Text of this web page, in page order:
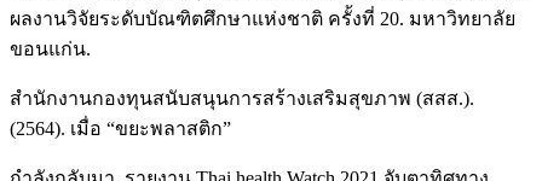
ผลงานวิจัยระดับบัณฑิตศึกษาแห่งชาติ ครั้งที่ 20. มหาวิทยาลัย
ขอนแก่น.
สำนักงานกองทุนสนับสนุนการสร้างเสริมสุขภาพ (สสส.).
(2564). เมื่อ “ขยะพลาสติก”